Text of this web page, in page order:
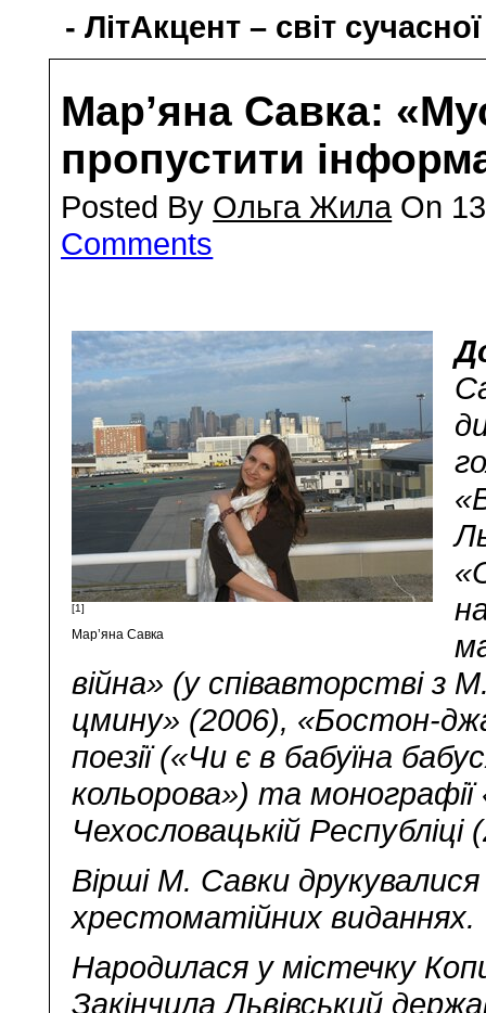
- ЛітАкцент – світ
Мар’яна Савка:
пропустити
Posted By Ольга ЖилаOn
Comments
[1]
Мар’яна Савка
війна» (у співавторстві з
цмину» (2006), «Бостон-
поезії («Чи є в бабуїна
кольорова») та монографії
Чехословацькій
Вірші М. Савки
хрестоматійних виданнях.
Народилася у містечку
Закінчила Львівський